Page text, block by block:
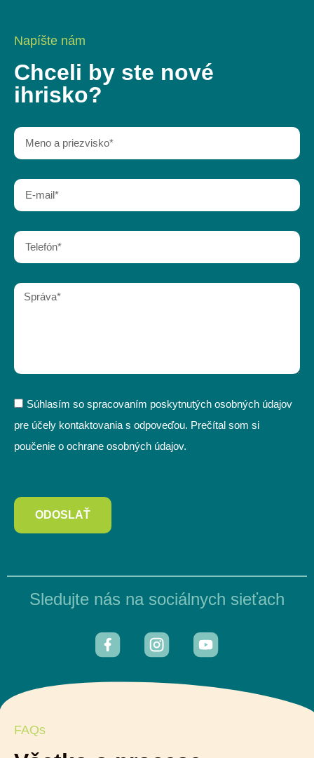
Napíšte nám
Chceli by ste nové
ihrisko?
Súhlasím so spracovaním poskytnutých osobných údajov
pre účely kontaktovania s odpoveďou. Prečítal som si
poučenie o ochrane osobných údajov.
ODOSLAŤ
Sledujte nás na sociálnych sieťach
FAQs